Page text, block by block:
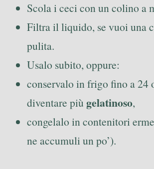
Scola i ceci con un colino a
Filtra il liquido, se vuoi una
pulita.
Usalo subito, oppure:
conservalo in frigo fino a 24
diventare più gelatinoso,
congelalo in contenitori
ne accumuli un po’).